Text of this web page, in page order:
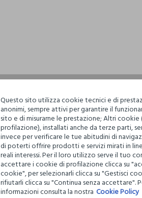
Questo sito utilizza cookie tecnici e di
anonimi, sempre attivi per garantire il
sito e di misurarne le prestazione; Altri
profilazione), installati anche da terze parti,
invece per verificare le tue abitudini di
di poterti offrire prodotti e servizi mirati in
reali interessi. Per il loro utilizzo serve il tuo
accettare i cookie di profilazione clicca su
cookie", per selezionarli clicca su "Gestisci
rifiutarli clicca su "Continua senza accettare".
informazioni consulta la nostra Cookie Policy